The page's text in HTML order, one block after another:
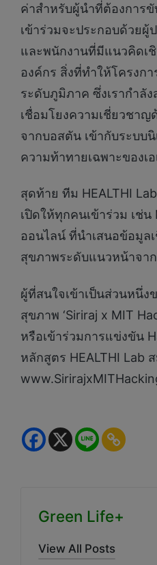
ค่าสำหรับผู้นำที่ต้องการ
เข้าร่วมจะประกอบด้วยผู้
และพนักงานที่มีแนวคิดเ
องค์กร สิ่งที่ทำให้โครงก
ระดับภูมิภาค ซึ่งเรากำลั
เชื่อมโยงความเชี่ยวชา
จากบอสตัน เข้ากับระบบ
ความท้าทายเฉพาะของเ
สุดท้าย ทีม HEALTHI
เปิดให้ทุกคนเข้าร่วม เช่
ออนไลน์ ที่นำเสนอข้อมูล
สุขภาพระดับแนวหน้าจา
ผู้ที่สนใจเข้าเป็นส่วนหนึ่ง
สุขภาพ ‘Siriraj x MIT
หรือเข้าร่วมการแข่งขัน
หลักสูตร HEALTHI Lab
Green Life+
View All Posts